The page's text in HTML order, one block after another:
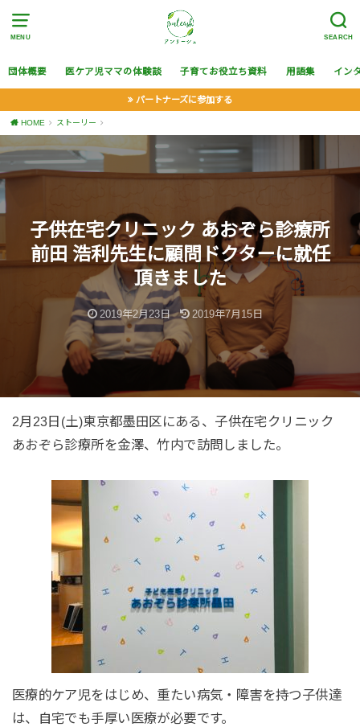
MENU SEARCH
団体概要 医ケア児ママの体験談 子育てお役立ち資料 用語集 イン
パートナーズに参加する
HOME ストーリー
子供在宅クリニック あおぞら診療所
前田 浩利先生に顧問ドクターに就任
頂きました
2019年2月23日 2019年7月15日
2月23日(土)東京都墨田区にある、子供在宅クリニック
あおぞら診療所を金澤、竹内で訪問しました。
医療的ケア児をはじめ、重たい病気・障害を持つ子供達
は、自宅でも手厚い医療が必要です。